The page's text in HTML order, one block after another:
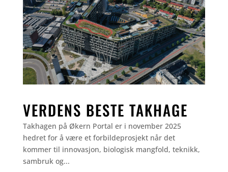
VERDENS BESTE TAKHAGE
Takhagen på Økern Portal er i november 2025
hedret for å være et forbildeprosjekt når det
kommer til innovasjon, biologisk mangfold, teknikk,
sambruk og...